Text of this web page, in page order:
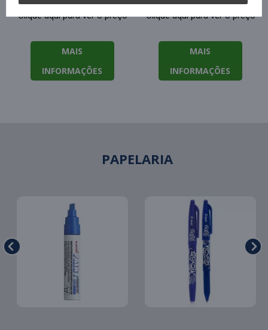
Clique aqui para ver o preço
MAIS
INFORMAÇÕES
Clique aqui para ver o preço
MAIS
INFORMAÇÕES
PAPELARIA